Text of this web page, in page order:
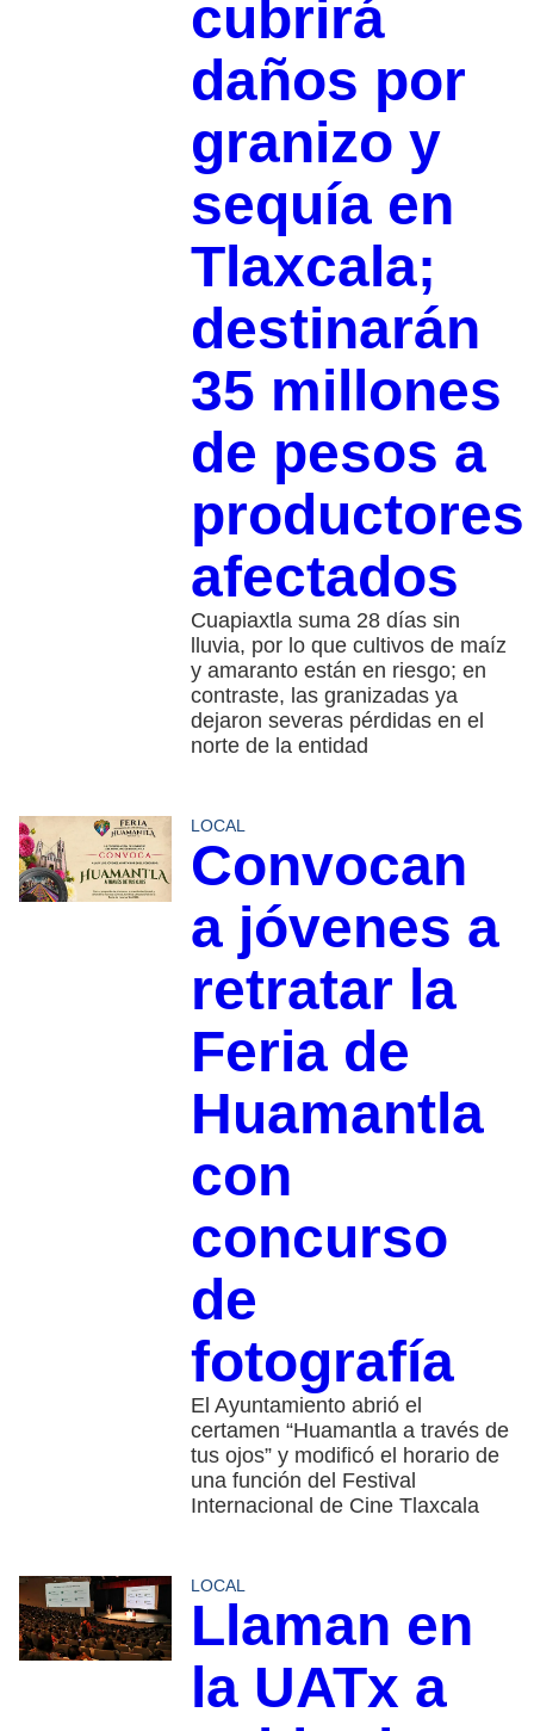
cubrirá
daños por
granizo y
sequía en
Tlaxcala;
destinarán
35 millones
de pesos a
productores
afectados
Cuapiaxtla suma 28 días sin
lluvia, por lo que cultivos de maíz
y amaranto están en riesgo; en
contraste, las granizadas ya
dejaron severas pérdidas en el
norte de la entidad
LOCAL
Convocan
a jóvenes a
retratar la
Feria de
Huamantla
con
concurso
de
fotografía
El Ayuntamiento abrió el
certamen “Huamantla a través de
tus ojos” y modificó el horario de
una función del Festival
Internacional de Cine Tlaxcala
LOCAL
Llaman en
la UATx a